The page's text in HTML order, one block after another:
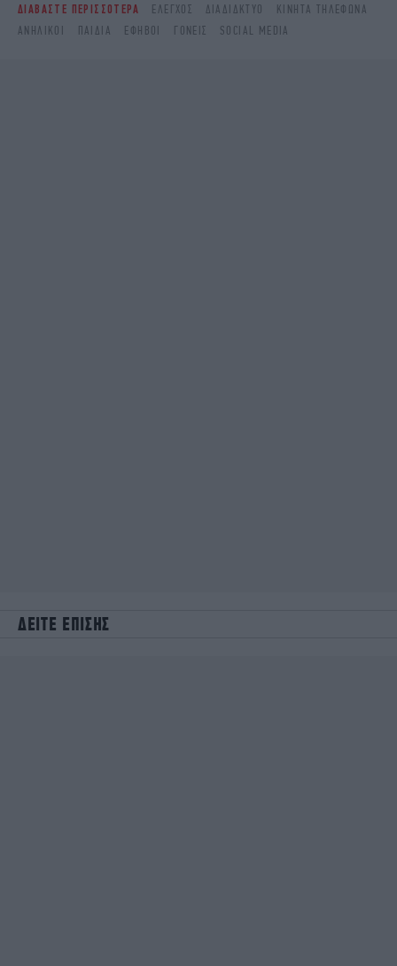
ΔΙΑΒΑΣΤΕ ΠΕΡΙΣΣΟΤΕΡΑ ΈΛΕΓΧΟΣ ΔΙΑΔΊΔΚΤΥΟ
ΚΙΝΗΤΆ ΤΗΛΈΦΩΝΑ
ΑΝΉΛΙΚΟΙ
ΠΑΙΔΙΆ ΈΦΗΒΟΙ ΓΟΝΕΊΣ SOCIAL MEDIA
ΔΕΙΤΕ ΕΠΙΣΗΣ